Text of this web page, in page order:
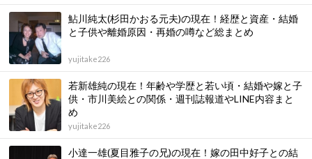
鮎川純太(杉田かおる元夫)の現在！経歴と資産・結婚
と子供や離婚原因・再婚の噂など総まとめ
yujitake226
若新雄純の現在！年齢や学歴と若い頃・結婚や嫁と子
供・市川美絵との関係・週刊誌報道やLINE内容まと
め
yujitake226
小達一雄(夏目雅子の兄)の現在！嫁の田中好子との結